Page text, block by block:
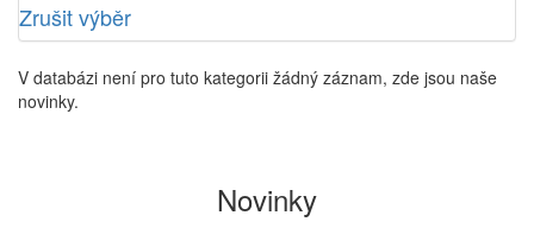
Zrušit výběr
V databázi není pro tuto kategorii žádný záznam, zde jsou naše
novinky.
Novinky